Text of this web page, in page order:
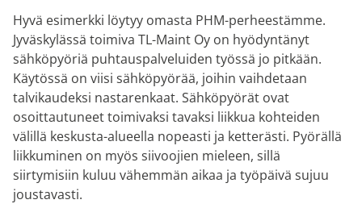
Hyvä esimerkki löytyy omasta PHM-perheestämme.
Jyväskylässä toimiva TL-Maint Oy on hyödyntänyt
sähköpyöriä puhtauspalveluiden työssä jo pitkään.
Käytössä on viisi sähköpyörää, joihin vaihdetaan
talvikaudeksi nastarenkaat. Sähköpyörät ovat
osoittautuneet toimivaksi tavaksi liikkua kohteiden
välillä keskusta-alueella nopeasti ja ketterästi. Pyörällä
liikkuminen on myös siivoojien mieleen, sillä
siirtymisiin kuluu vähemmän aikaa ja työpäivä sujuu
joustavasti.